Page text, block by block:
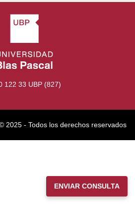
122 33 UBP (827)
2025 - Todos los derechos reservados
ENVIAR CONSULTA